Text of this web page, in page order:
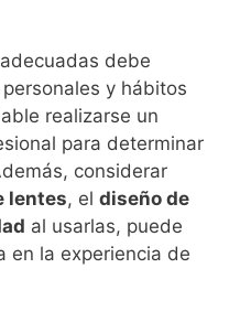
debe
y hábitos
realizarse un
para determinar
considerar
lentes, el diseño de
al usarlas, puede
en la experiencia de